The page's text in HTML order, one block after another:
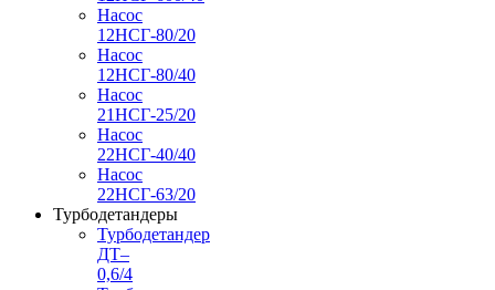
Насос
12НСГ-80/20
Насос
12НСГ-80/40
Насос
21НСГ-25/20
Насос
22НСГ-40/40
Насос
22НСГ-63/20
Турбодетандеры
Турбодетандер
ДТ–
0,6/4